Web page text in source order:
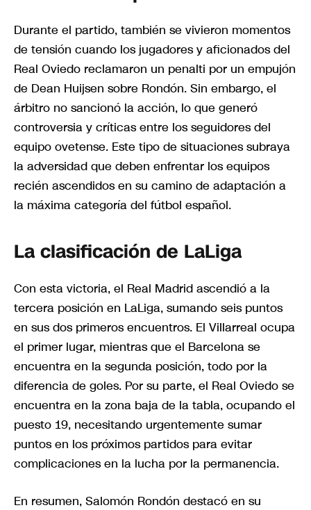
Durante el partido, también se vivieron momentos
de tensión cuando los jugadores y aficionados del
Real Oviedo reclamaron un penalti por un empujón
de Dean Huijsen sobre Rondón. Sin embargo, el
árbitro no sancionó la acción, lo que generó
controversia y críticas entre los seguidores del
equipo ovetense. Este tipo de situaciones subraya
la adversidad que deben enfrentar los equipos
recién ascendidos en su camino de adaptación a
la máxima categoría del fútbol español.
La clasificación de LaLiga
Con esta victoria, el Real Madrid ascendió a la
tercera posición en LaLiga, sumando seis puntos
en sus dos primeros encuentros. El Villarreal ocupa
el primer lugar, mientras que el Barcelona se
encuentra en la segunda posición, todo por la
diferencia de goles. Por su parte, el Real Oviedo se
encuentra en la zona baja de la tabla, ocupando el
puesto 19, necesitando urgentemente sumar
puntos en los próximos partidos para evitar
complicaciones en la lucha por la permanencia.
En resumen, Salomón Rondón destacó en su